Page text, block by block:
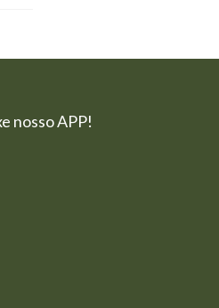
nosso APP!